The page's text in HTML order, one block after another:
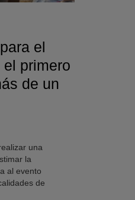
el
primero
de un
una
la
al evento
de